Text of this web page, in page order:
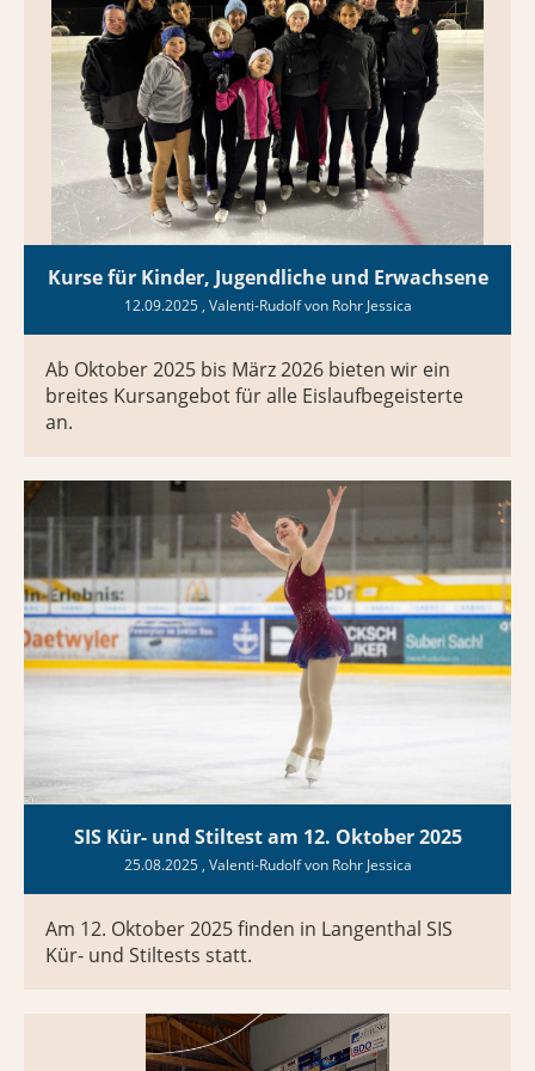
Kurse für Kinder, Jugendliche und Erwachsene
12.09.2025, Valenti-Rudolf von Rohr Jessica
Ab Oktober 2025 bis März 2026 bieten wir ein
breites Kursangebot für alle Eislaufbegeisterte
an.
SIS Kür- und Stiltest am 12. Oktober 2025
25.08.2025, Valenti-Rudolf von Rohr Jessica
Am 12. Oktober 2025 finden in Langenthal SIS
Kür- und Stiltests statt.